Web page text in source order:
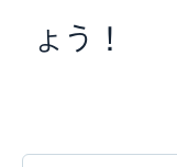
ょう！